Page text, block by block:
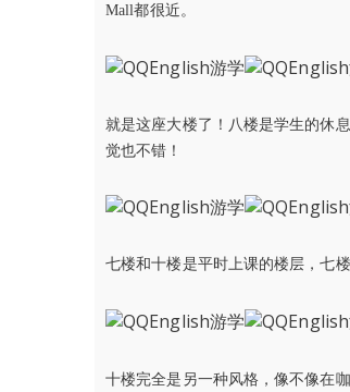
Mall都很近。
就是这座大楼了！八楼是学生的休
觉也不错！
七楼和十楼是平时上课的楼层，七
十楼完全是另一种风格，像不像在